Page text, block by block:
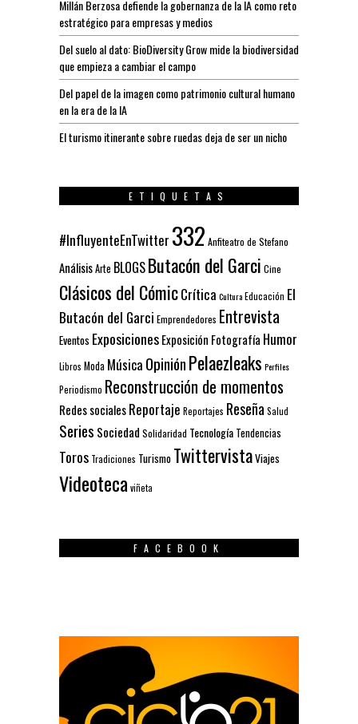
Millán Berzosa defiende la gobernanza de la IA como reto
estratégico para empresas y medios
Del suelo al dato: BioDiversity Grow mide la biodiversidad
que empieza a cambiar el campo
Del papel de la imagen como patrimonio cultural humano
en la era de la IA
El turismo itinerante sobre ruedas deja de ser un nicho
ETIQUETAS
#InfluyenteEnTwitter 332 Anfiteatro de Stefano
AnálisisArte BLOGSButacón del Garci Cine
Clásicos del CómicCrítica CulturaEducación El
Butacón del Garci Emprendedores Entrevista
Eventos ExposicionesExposición Fotografía Humor
Libros Moda Música OpiniónPelaezleaks Perfiles
Periodismo Reconstrucción de momentos
Redes socialesReportaje Reportajes Reseña Salud
Series Sociedad Solidaridad Tecnología Tendencias
Toros Tradiciones Turismo TwittervistaViajes
Videoteca viñeta
FACEBOOK